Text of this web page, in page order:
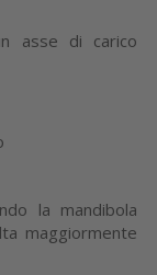
asse di carico
la mandibola
maggiormente